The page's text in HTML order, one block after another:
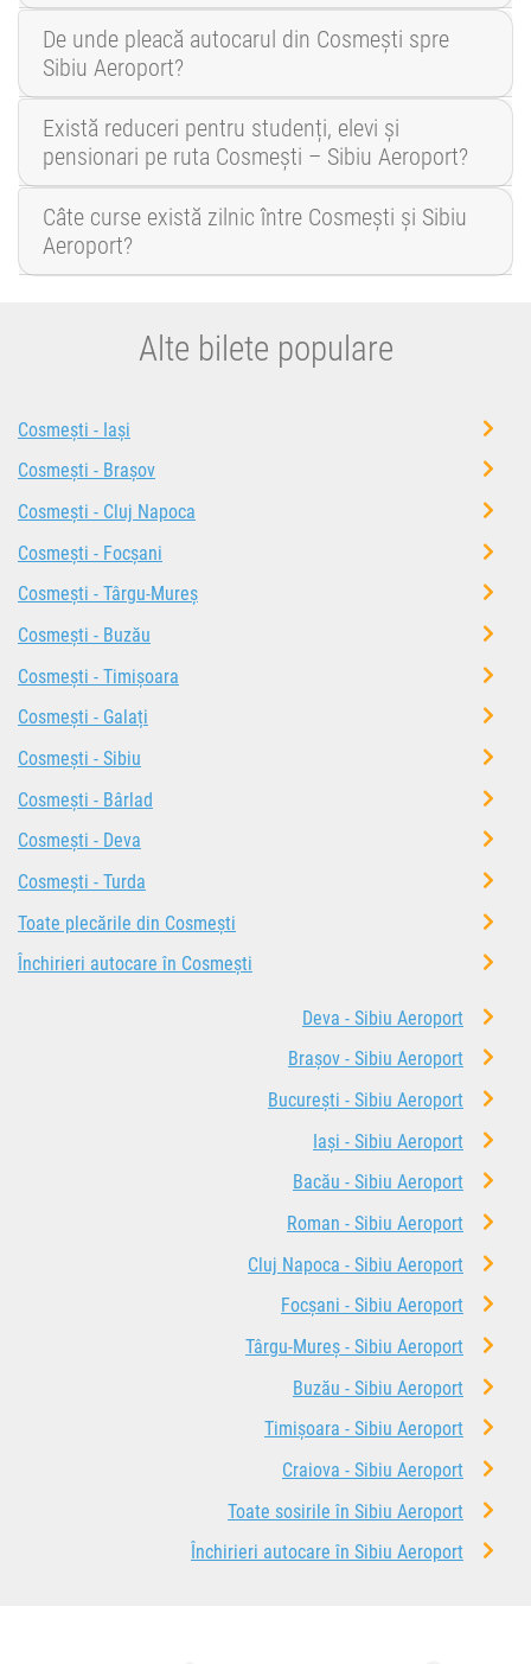
De unde pleacă autocarul din Cosmești spre
Sibiu Aeroport?
Există reduceri pentru studenți, elevi și
pensionari pe ruta Cosmești – Sibiu Aeroport?
Câte curse există zilnic între Cosmești și Sibiu
Aeroport?
Alte bilete populare
Cosmești - Iași
Cosmești - Brașov
Cosmești - Cluj Napoca
Cosmești - Focșani
Cosmești - Târgu-Mureș
Cosmești - Buzău
Cosmești - Timișoara
Cosmești - Galați
Cosmești - Sibiu
Cosmești - Bârlad
Cosmești - Deva
Cosmești - Turda
Toate plecările din Cosmești
Închirieri autocare în Cosmești
Deva - Sibiu Aeroport
Brașov - Sibiu Aeroport
București - Sibiu Aeroport
Iași - Sibiu Aeroport
Bacău - Sibiu Aeroport
Roman - Sibiu Aeroport
Cluj Napoca - Sibiu Aeroport
Focșani - Sibiu Aeroport
Târgu-Mureș - Sibiu Aeroport
Buzău - Sibiu Aeroport
Timișoara - Sibiu Aeroport
Craiova - Sibiu Aeroport
Toate sosirile în Sibiu Aeroport
Închirieri autocare în Sibiu Aeroport